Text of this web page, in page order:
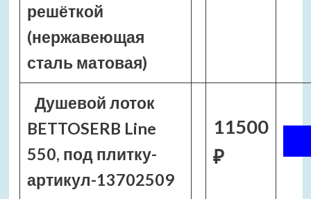
решёткой
(нержавеющая
сталь матовая)
Душевой лоток
BETTOSERB Line
550, под плитку-
артикул-13702509
11500
₽